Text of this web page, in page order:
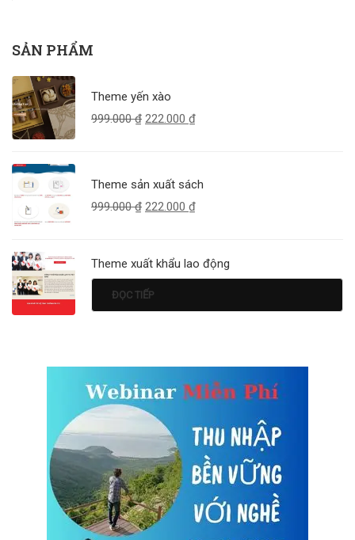
SẢN PHẨM
Theme yến xào
999.000₫ 222.000 ₫
Theme sản xuất sách
999.000₫ 222.000 ₫
Theme xuất khẩu lao động
ĐỌC TIẾP